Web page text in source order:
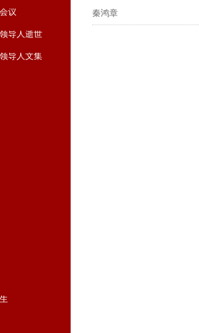
秦鸿章
议
导人逝世
导人文集